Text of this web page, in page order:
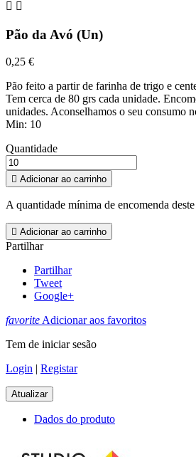
 
Pão da Avó (Un)
0,25 €
Pão feito a partir de farinha de trigo e
Tem cerca de 80 grs cada unidade.
unidades. Aconselhamos o seu consumo
Min: 10
Quantidade
 Adicionar ao carrinho
A quantidade mínima de encomenda
 Adicionar ao carrinho
Partilhar
Partilhar
Tweet
Google+
favoriteAdicionar aos favoritos
Tem de iniciar sesão
Login | Registar
Dados do produto